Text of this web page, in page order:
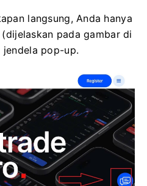
langsung, Anda hanya
pada gambar di
jendela pop-up.